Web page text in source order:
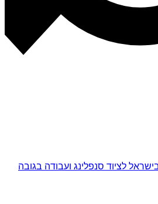
לציוד סנפלינג ועבודה בגובה